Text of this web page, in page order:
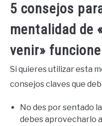
5 consejos
mentalidad de
venir» funcione
Si quieres utilizar esta
consejos claves que
No des por sentado
debes aprovecharlo